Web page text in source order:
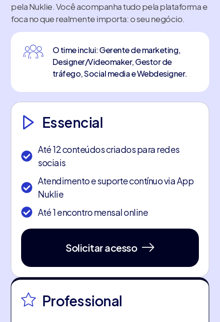
pela Nuklie. Você acompanha tudo pela plataforma e
foca no que realmente importa: o seu negócio.
O time inclui: Gerente de marketing,
Designer/Videomaker, Gestor de
tráfego, Social media e Webdesigner.
Essencial
Até 12 conteúdos criados para redes
sociais
Atendimento e suporte contínuo via App
Nuklie
Até 1 encontro mensal online
Solicitar acesso
Professional